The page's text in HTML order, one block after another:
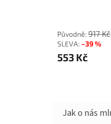
917 Kč
–39 %
553 Kč